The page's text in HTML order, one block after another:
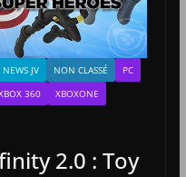
NEWS JV NON CLASSÉ
PC
360 XBOXONE
2.0 : Toy